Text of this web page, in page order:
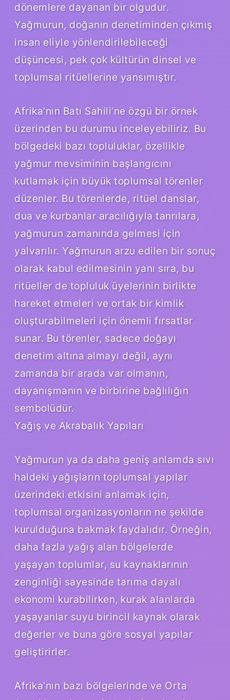
dönemlere dayanan bir olgudur.
Yağmurun, doğanın denetiminden çıkmış
insan eliyle yönlendirilebileceği
düşüncesi, pek çok kültürün dinsel ve
toplumsal ritüellerine yansımıştır.
Afrika’nın Batı Sahili’ne özgü bir örnek
üzerinden bu durumu inceleyebiliriz. Bu
bölgedeki bazı topluluklar, özellikle
yağmur mevsiminin başlangıcını
kutlamak için büyük toplumsal törenler
düzenler. Bu törenlerde, ritüel danslar,
dua ve kurbanlar aracılığıyla tanrılara,
yağmurun zamanında gelmesi için
yalvarılır. Yağmurun arzu edilen bir sonuç
olarak kabul edilmesinin yanı sıra, bu
ritüeller de topluluk üyelerinin birlikte
hareket etmeleri ve ortak bir kimlik
oluşturabilmeleri için önemli fırsatlar
sunar. Bu törenler, sadece doğayı
denetim altına almayı değil, aynı
zamanda bir arada var olmanın,
dayanışmanın ve birbirine bağlılığın
sembolüdür.
Yağış ve Akrabalık Yapıları
Yağmurun ya da daha geniş anlamda sıvı
haldeki yağışların toplumsal yapılar
üzerindeki etkisini anlamak için,
toplumsal organizasyonların ne şekilde
kurulduğuna bakmak faydalıdır. Örneğin,
daha fazla yağış alan bölgelerde
yaşayan toplumlar, su kaynaklarının
zenginliği sayesinde tarıma dayalı
ekonomi kurabilirken, kurak alanlarda
yaşayanlar suyu birincil kaynak olarak
değerler ve buna göre sosyal yapılar
geliştirirler.
Afrika’nın bazı bölgelerinde ve Orta